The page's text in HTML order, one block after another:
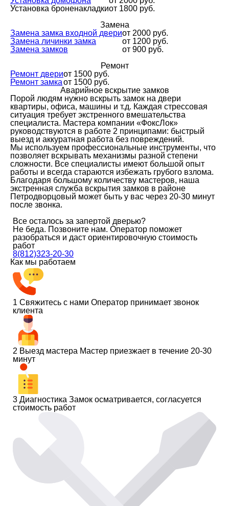
Установка броненакладкиот 1800 руб.
Замена
Замена замка входной двериот 2000 руб.
Замена личинки замка
от 1200 руб.
Замена замков
от 900 руб.
Ремонт
Ремонт двериот 1500 руб.
Ремонт замкаот 1500 руб.
Аварийное вскрытие замков
Порой людям нужно вскрыть замок на двери
квартиры, офиса, машины и т.д. Каждая стрессовая
ситуация требует экстренного вмешательства
специалиста. Мастера компании «ФоксЛок»
руководствуются в работе 2 принципами: быстрый
выезд и аккуратная работа без повреждений.
Мы используем профессиональные инструменты, что
позволяет вскрывать механизмы разной степени
сложности. Все специалисты имеют большой опыт
работы и всегда стараются избежать грубого взлома.
Благодаря большому количеству мастеров, наша
экстренная служба вскрытия замков в районе
Петродворцовый может быть у вас через 20-30 минут
после звонка.
Все осталось за запертой дверью?
Не беда. Позвоните нам. Оператор поможет
разобраться и даст ориентировочную стоимость
работ
8(812)323-20-30
Как мы работаем
1 Свяжитесь с нами Оператор принимает звонок
клиента
2 Выезд мастера Мастер приезжает в течение 20-30
минут
3 Диагностика Замок осматривается, согласуется
стоимость работ